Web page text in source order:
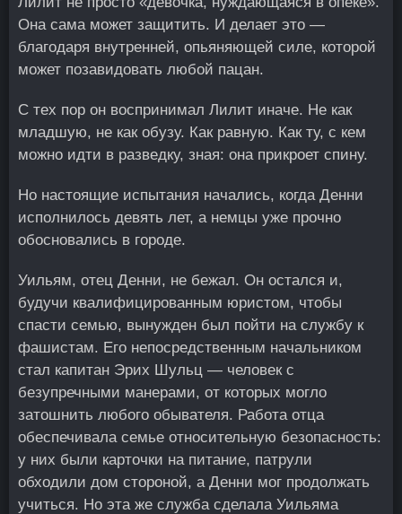
Она сама может защитить. И делает это —
благодаря внутренней, опьяняющей силе, которой
может позавидовать любой пацан.
С тех пор он воспринимал Лилит иначе. Не как
младшую, не как обузу. Как равную. Как ту, с кем
можно идти в разведку, зная: она прикроет спину.
Но настоящие испытания начались, когда Денни
исполнилось девять лет, а немцы уже прочно
обосновались в городе.
Уильям, отец Денни, не бежал. Он остался и,
будучи квалифицированным юристом, чтобы
спасти семью, вынужден был пойти на службу к
фашистам. Его непосредственным начальником
стал капитан Эрих Шульц — человек с
безупречными манерами, от которых могло
затошнить любого обывателя. Работа отца
обеспечивала семье относительную безопасность:
у них были карточки на питание, патрули
обходили дом стороной, а Денни мог продолжать
учиться. Но эта же служба сделала Уильяма